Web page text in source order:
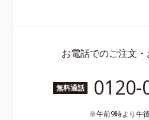
お電話でのご注文
無料通話 0120-
午前9時より午